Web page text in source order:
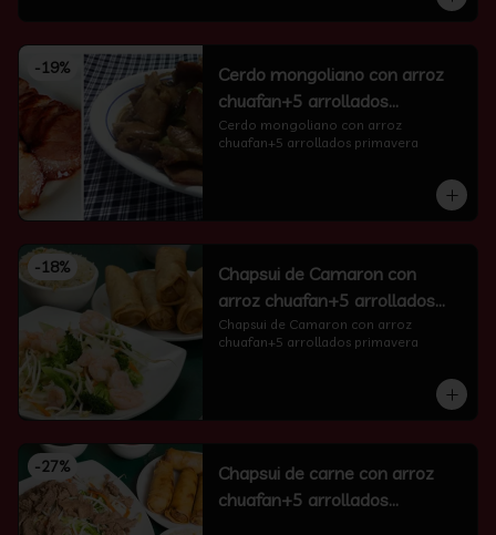
-19%
Cerdo mongoliano con arroz
chuafan+5 arrollados
primavera
Cerdo mongoliano con arroz
chuafan+5 arrollados primavera
-18%
Chapsui de Camaron con
arroz chuafan+5 arrollados
primavera
Chapsui de Camaron con arroz
chuafan+5 arrollados primavera
-27%
Chapsui de carne con arroz
chuafan+5 arrollados